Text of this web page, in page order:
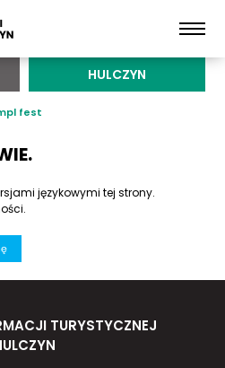
HULCZYN
fest
językowymi tej strony.
TURYSTYCZNEJ